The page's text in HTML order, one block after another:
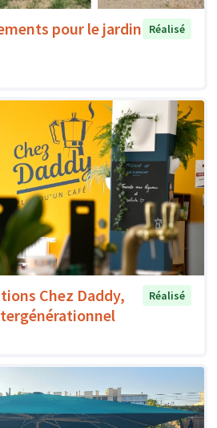
pour le jardin
Réalisé
Chez Daddy,
Réalisé